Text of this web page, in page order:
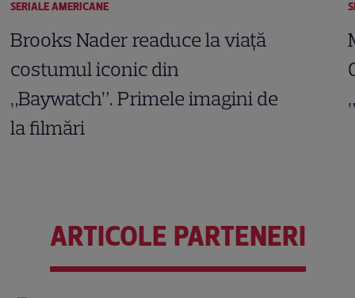
SERIALE AMERICANE
Brooks Nader readuce la viață
costumul iconic din
„Baywatch”. Primele imagini de
la filmări
ARTICOLE PARTENERI